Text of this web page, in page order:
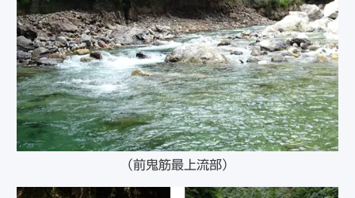
（前鬼筋最上流部）